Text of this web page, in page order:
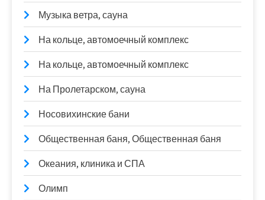
Музыка ветра, сауна
На кольце, автомоечный комплекс
На кольце, автомоечный комплекс
На Пролетарском, сауна
Носовихинские бани
Общественная баня, Общественная баня
Океания, клиника и СПА
Олимп